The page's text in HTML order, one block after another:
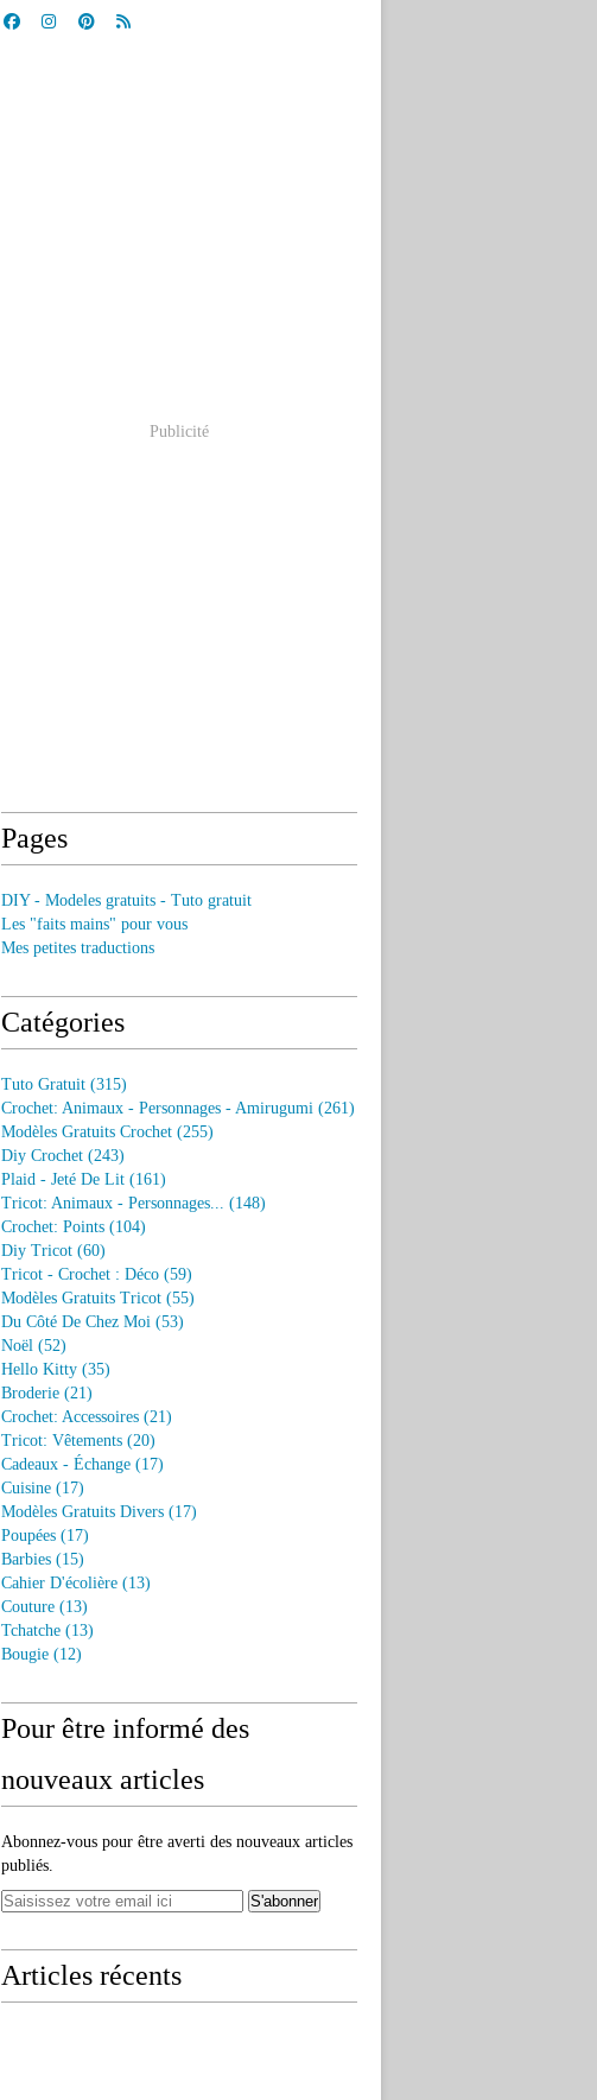
Publicité
Pages
DIY - Modeles gratuits - Tuto gratuit
Les "faits mains" pour vous
Mes petites traductions
Catégories
Tuto Gratuit (315)
Crochet: Animaux - Personnages - Amirugumi (261)
Modèles Gratuits Crochet (255)
Diy Crochet (243)
Plaid - Jeté De Lit (161)
Tricot: Animaux - Personnages... (148)
Crochet: Points (104)
Diy Tricot (60)
Tricot - Crochet : Déco (59)
Modèles Gratuits Tricot (55)
Du Côté De Chez Moi (53)
Noël (52)
Hello Kitty (35)
Broderie (21)
Crochet: Accessoires (21)
Tricot: Vêtements (20)
Cadeaux - Échange (17)
Cuisine (17)
Modèles Gratuits Divers (17)
Poupées (17)
Barbies (15)
Cahier D'écolière (13)
Couture (13)
Tchatche (13)
Bougie (12)
Pour être informé des
nouveaux articles
Abonnez-vous pour être averti des nouveaux articles
publiés.
Articles récents